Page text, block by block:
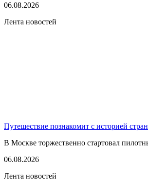
06.08.2026
Лента новостей
Путешествие познакомит с историей
В Москве торжественно стартовал
06.08.2026
Лента новостей